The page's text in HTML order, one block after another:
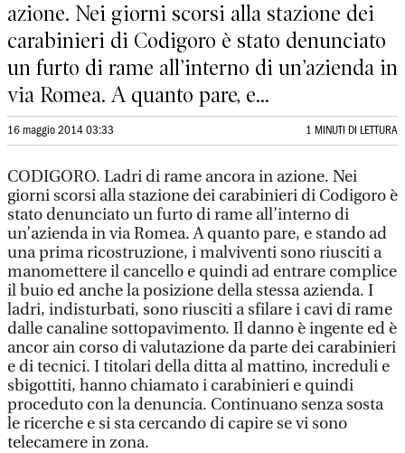
azione. Nei giorni scorsi alla stazione dei
carabinieri di Codigoro è stato denunciato
un furto di rame all’interno di un’azienda in
via Romea. A quanto pare, e...
16 maggio 2014 03:33 1 MINUTI DI LETTURA
CODIGORO. Ladri di rame ancora in azione. Nei
giorni scorsi alla stazione dei carabinieri di Codigoro è
stato denunciato un furto di rame all’interno di
un’azienda in via Romea. A quanto pare, e stando ad
una prima ricostruzione, i malviventi sono riusciti a
manomettere il cancello e quindi ad entrare complice
il buio ed anche la posizione della stessa azienda. I
ladri, indisturbati, sono riusciti a sfilare i cavi di rame
dalle canaline sottopavimento. Il danno è ingente ed è
ancor ain corso di valutazione da parte dei carabinieri
e di tecnici. I titolari della ditta al mattino, increduli e
sbigottiti, hanno chiamato i carabinieri e quindi
proceduto con la denuncia. Continuano senza sosta
le ricerche e si sta cercando di capire se vi sono
telecamere in zona.